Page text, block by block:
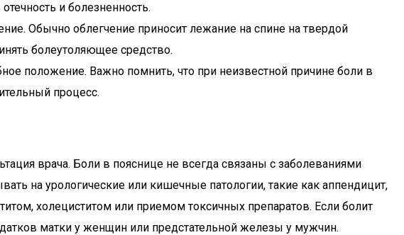
и болезненность.
Обычно облегчение приносит лежание на спине на твердой
болеутоляющее средство.
положение. Важно помнить, что при неизвестной причине боли в
процесс.
врача. Боли в пояснице не всегда связаны с заболеваниями
на урологические или кишечные патологии, такие как аппендицит,
холециститом или приемом токсичных препаратов. Если болит
матки у женщин или предстательной железы у мужчин.